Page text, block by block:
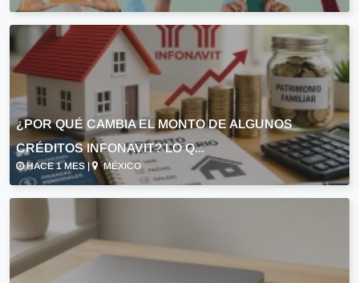
¿POR QUÉ CAMBIA EL MONTO DE ALGUNOS
CRÉDITOS INFONAVIT? LO Q...
HACE 1 MES | MÉXICO